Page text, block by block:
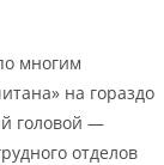
многим
на гораздо
головой —
отделов